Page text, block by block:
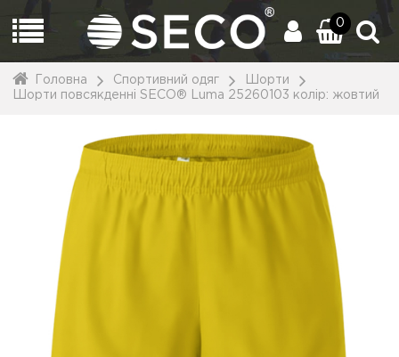
0
Головна Спортивний одяг
Шорти
Шорти повсякденні SECO® Luma 25260103 колiр: жовтий